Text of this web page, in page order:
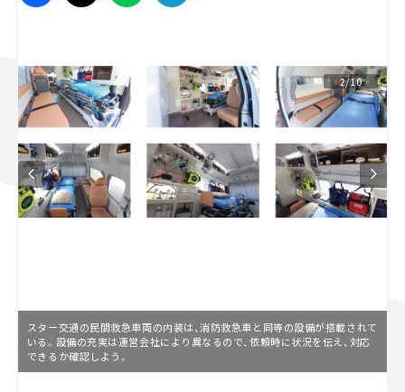
2/10
スター交通の民間救急車両の内装は、消防救急車と同等の設備が搭載されて
いる。設備の充実は運営会社により異なるので、依頼時に状況を伝え、対応
できるか確認しよう。
Campaign
スズキ ジムニー｜Suzuki Jimny
スズキ｜Suzuki
マツダ｜Mazda
マツダ ロードスター｜Mazda Roadster